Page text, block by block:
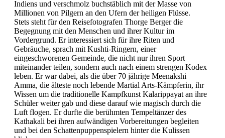
Indiens und verschmolz buchstäblich mit der Masse von
Millionen von Pilgern an den Ufern der heiligen Flüsse.
Stets steht für den Reisefotografen Thorge Berger die
Begegnung mit den Menschen und ihrer Kultur im
Vordergrund. Er interessiert sich für ihre Riten und
Gebräuche, sprach mit Kushti-Ringern, einer
eingeschworenen Gemeinde, die nicht nur ihren Sport
miteinander teilen, sondern auch nach einem strengen Kodex
leben. Er war dabei, als die über 70 jährige Meenakshi
Amma, die älteste noch lebende Martial Arts-Kämpferin, ihr
Wissen um die traditionelle Kampfkunst Kalarippayat an ihre
Schüler weiter gab und diese darauf wie magisch durch die
Luft flogen. Er durfte die berühmten Tempeltänzer des
Kathakali bei ihren aufwändigen Vorbereitungen begleiten
und bei den Schattenpuppenspielern hinter die Kulissen